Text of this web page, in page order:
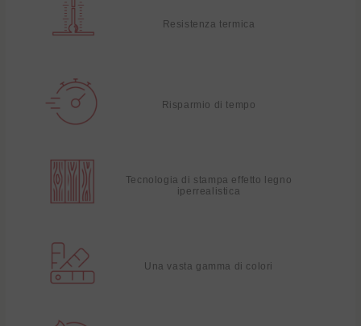
Resistenza termica
Risparmio di tempo
Tecnologia di stampa effetto legno
iperrealistica
Una vasta gamma di colori